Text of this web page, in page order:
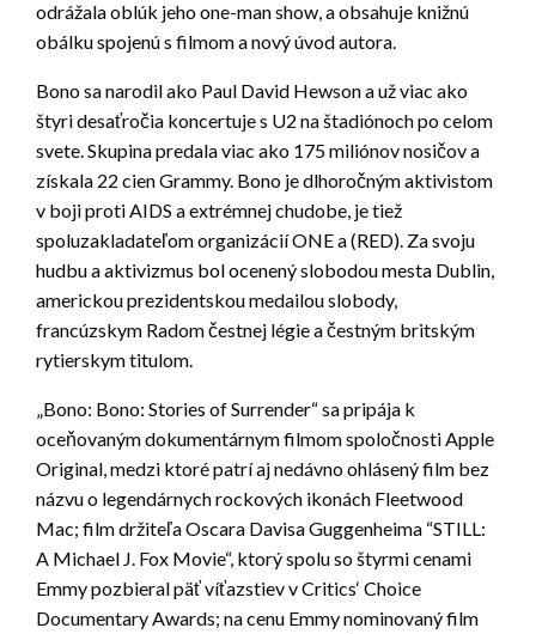
odrážala oblúk jeho one-man show, a obsahuje knižnú
obálku spojenú s filmom a nový úvod autora.
Bono sa narodil ako Paul David Hewson a už viac ako
štyri desaťročia koncertuje s U2 na štadiónoch po celom
svete. Skupina predala viac ako 175 miliónov nosičov a
získala 22 cien Grammy. Bono je dlhoročným aktivistom
v boji proti AIDS a extrémnej chudobe, je tiež
spoluzakladateľom organizácií ONE a (RED). Za svoju
hudbu a aktivizmus bol ocenený slobodou mesta Dublin,
americkou prezidentskou medailou slobody,
francúzskym Radom čestnej légie a čestným britským
rytierskym titulom.
„Bono: Bono: Stories of Surrender“ sa pripája k
oceňovaným dokumentárnym filmom spoločnosti Apple
Original, medzi ktoré patrí aj nedávno ohlásený film bez
názvu o legendárnych rockových ikonách Fleetwood
Mac; film držiteľa Oscara Davisa Guggenheima “STILL:
A Michael J. Fox Movie“, ktorý spolu so štyrmi cenami
Emmy pozbieral päť víťazstiev v Critics‘ Choice
Documentary Awards; na cenu Emmy nominovaný film